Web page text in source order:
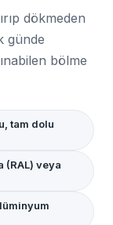
dökmeden
günde
bölme
tam dolu
(RAL) veya